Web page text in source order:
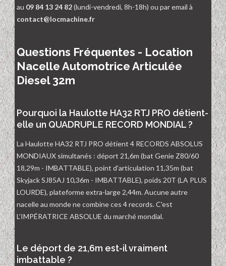
au 09 84 13 24 82(lundi-vendredi, 8h-18h) ou par email à
contact@locmachine.fr
Questions Fréquentes - Location
Nacelle Automotrice Articulée
Diesel 32m
Pourquoi la Haulotte HA32 RTJ PRO détient-
elle un QUADRUPLE RECORD MONDIAL ?
La Haulotte HA32 RTJ PRO détient 4 RECORDS ABSOLUS
MONDIAUX simultanés : déport 21,6m (bat Genie Z80/60
18,29m - IMBATTABLE), point d'articulation 11,35m (bat
Skyjack SJ85AJ 10,36m - IMBATTABLE), poids 20T (LA PLUS
LOURDE), plateforme extra-large 2,44m. Aucune autre
nacelle au monde ne combine ces 4 records. C'est
L'IMPÉRATRICE ABSOLUE du marché mondial.
Le déport de 21,6m est-il vraiment
imbattable ?